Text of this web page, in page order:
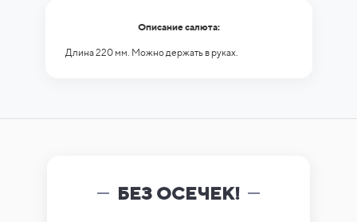
Описание салюта:
Длина 220 мм. Можно держать в руках.
БЕЗ ОСЕЧЕК!